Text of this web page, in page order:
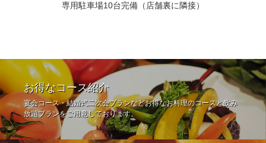
専用駐車場10台完備（店舗裏に隣接）
お得なコース紹介
宴会コース・結婚式二次会プランなどお得なお料理のコースと飲み
放題プランをご用意しております。